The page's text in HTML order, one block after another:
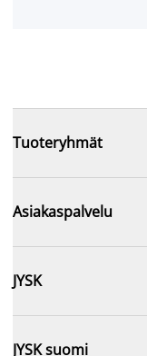
Tuoteryhmät
Asiakaspalvelu
JYSK
JYSK suomi